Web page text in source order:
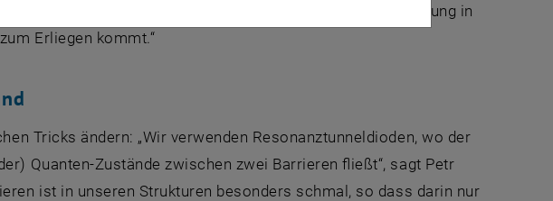
„Dieser sorgt normalerweise dafür, dass die Schwingung in
Erliegen kommt.“
Tricks ändern: „Wir verwenden Resonanztunneldioden, wo der
Quanten-Zustände zwischen zwei Barrieren fließt“, sagt Petr
ist in unseren Strukturen besonders schmal, so dass darin nur